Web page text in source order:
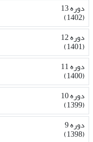
دوره 13
(1402)
دوره 12
(1401)
دوره 11
(1400)
دوره 10
(1399)
دوره 9
(1398)